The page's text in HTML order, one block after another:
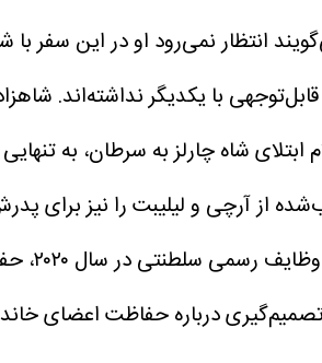
نمی‌رود او در این سفر با
شاه چارلز به سرطان، به
از آرچی و لیلیبت را نیز برای
حفاظت پلیسی ۲۴ ساعته آن‌ها لغو شد.
درباره حفاظت اعضای